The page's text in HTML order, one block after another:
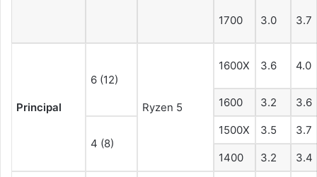
1700 3.0 3.7
Principal
6 (12)
Ryzen 5
1600X 3.6 4.0
1600 3.2 3.6
4 (8)
1500X 3.5 3.7
1400 3.2 3.4